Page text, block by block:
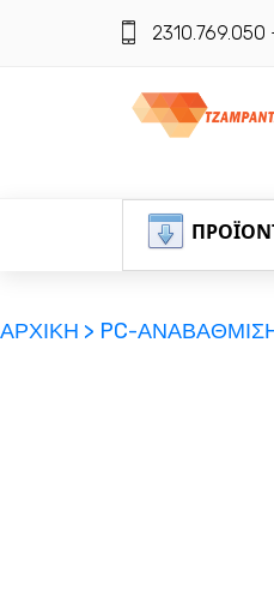
2310.769.050
ΑΡΧΙΚΗ > PC-